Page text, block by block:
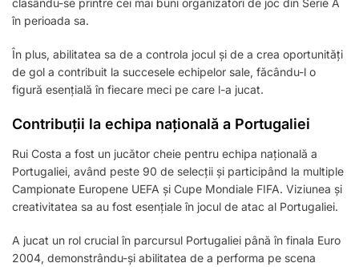
în perioada sa.
În plus, abilitatea sa de a controla jocul și de a crea oportunități
de gol a contribuit la succesele echipelor sale, făcându-l o
figură esențială în fiecare meci pe care l-a jucat.
Contribuții la echipa națională a Portugaliei
Rui Costa a fost un jucător cheie pentru echipa națională a
Portugaliei, având peste 90 de selecții și participând la multiple
Campionate Europene UEFA și Cupe Mondiale FIFA. Viziunea și
creativitatea sa au fost esențiale în jocul de atac al Portugaliei.
A jucat un rol crucial în parcursul Portugaliei până în finala Euro
2004, demonstrându-și abilitatea de a performa pe scena